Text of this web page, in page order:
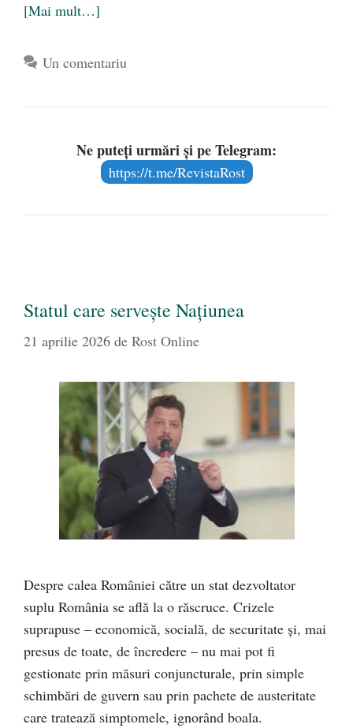
[Mai mult…]
Un comentariu
Ne puteți urmări și pe Telegram:
https://t.me/RevistaRost
Statul care servește Națiunea
21 aprilie 2026 de Rost Online
Despre calea României către un stat dezvoltator
suplu România se află la o răscruce. Crizele
suprapuse – economică, socială, de securitate și, mai
presus de toate, de încredere – nu mai pot fi
gestionate prin măsuri conjuncturale, prin simple
schimbări de guvern sau prin pachete de austeritate
care tratează simptomele, ignorând boala.